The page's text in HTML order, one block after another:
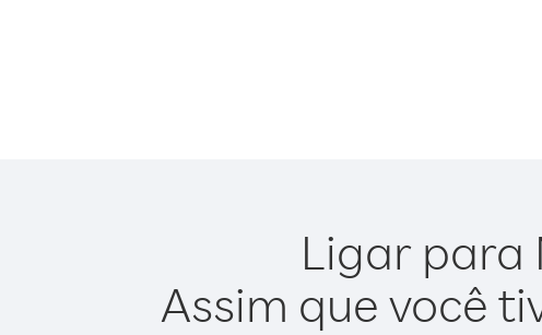
Ligar para
Assim que você